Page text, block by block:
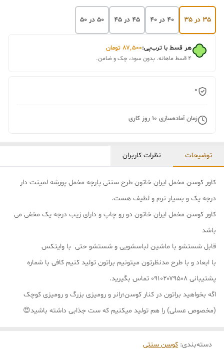
۳۵ در ۳۵ ۴۰ در ۴۰ ۴۵ در ۴۵ ۵۰ در ۵۰
هر قسط با ترب‌پی:۸۷٬۵۰۰ تومان
۴ قسط ماهانه. بدون سود، چک و ضامن.
0
زمان آماده‌سازی 10 روز کاری
توضیحات نظرات کاربران
کاور کوسن مخمل ایران خاتون طرح سنتی پارچه مخمل پورشه لمینت دار
درجه یک و بسیار نرم و لطیف هست.
کاور کوسن مخمل ایران خاتون دو رو چاپ و دارای زیب درجه یک مخفی می
باشد
قابل شستشو با ماشین لباسشویی و شستشو حتی با وایتکس
با ابعاد و با طرح مدنظرتون میتونیم براتون تولید کنیم کافی با شماره
پشتیبانی ۰۹۱۰۲۰۷۹۵۰۸ تماس بگیرید.
اگه بخواهید براتون در کنار کوسن؛رانر و رومیزی بزرگ و رومیزی کوچک
(مخصوص عسلی) را هم تولید میکنیم که ست جذابی داشته باشید😍
دسته‌بندی: کوسن سنتی